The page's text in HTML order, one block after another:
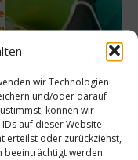
wir Technologien
und/oder darauf
können wir
auf dieser Website
erteilst oder zurückziehst,
beeinträchtigt werden.